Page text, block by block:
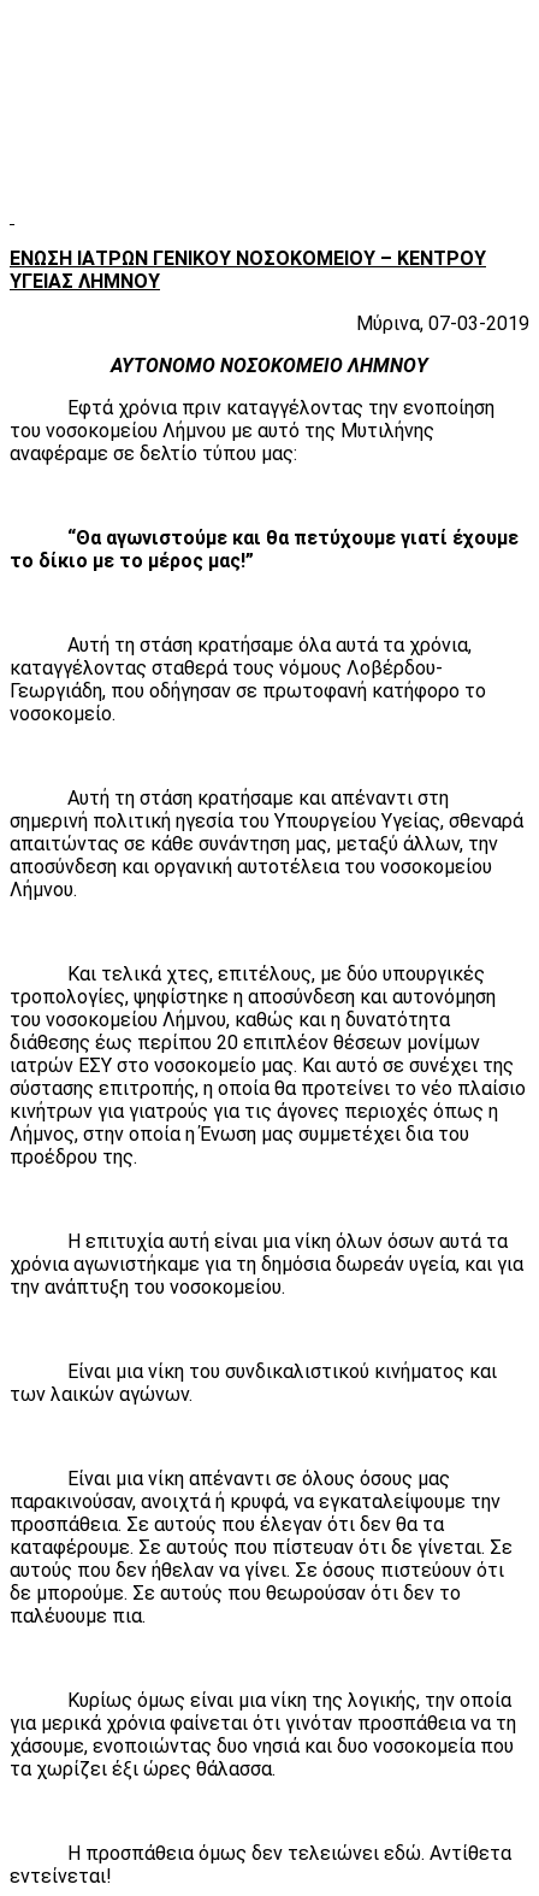
ΕΝΩΣΗ ΙΑΤΡΩΝ ΓΕΝΙΚΟΥ ΝΟΣΟΚΟΜΕΙΟΥ – ΚΕΝΤΡΟΥ
ΥΓΕΙΑΣ ΛΗΜΝΟΥ
Μύρινα, 07-03-2019
ΑΥΤΟΝΟΜΟ ΝΟΣΟΚΟΜΕΙΟ ΛΗΜΝΟΥ
Εφτά χρόνια πριν καταγγέλοντας την ενοποίηση
του νοσοκομείου Λήμνου με αυτό της Μυτιλήνης
αναφέραμε σε δελτίο τύπου μας:
“Θα αγωνιστούμε και θα πετύχουμε γιατί έχουμε
το δίκιο με το μέρος μας!”
Αυτή τη στάση κρατήσαμε όλα αυτά τα χρόνια,
καταγγέλοντας σταθερά τους νόμους Λοβέρδου-
Γεωργιάδη, που οδήγησαν σε πρωτοφανή κατήφορο το
νοσοκομείο.
Αυτή τη στάση κρατήσαμε και απέναντι στη
σημερινή πολιτική ηγεσία του Υπουργείου Υγείας, σθεναρά
απαιτώντας σε κάθε συνάντηση μας, μεταξύ άλλων, την
αποσύνδεση και οργανική αυτοτέλεια του νοσοκομείου
Λήμνου.
Και τελικά χτες, επιτέλους, με δύο υπουργικές
τροπολογίες, ψηφίστηκε η αποσύνδεση και αυτονόμηση
του νοσοκομείου Λήμνου, καθώς και η δυνατότητα
διάθεσης έως περίπου 20 επιπλέον θέσεων μονίμων
ιατρών ΕΣΥ στο νοσοκομείο μας. Και αυτό σε συνέχει της
σύστασης επιτροπής, η οποία θα προτείνει το νέο πλαίσιο
κινήτρων για γιατρούς για τις άγονες περιοχές όπως η
Λήμνος, στην οποία η Ένωση μας συμμετέχει δια του
προέδρου της.
Η επιτυχία αυτή είναι μια νίκη όλων όσων αυτά τα
χρόνια αγωνιστήκαμε για τη δημόσια δωρεάν υγεία, και για
την ανάπτυξη του νοσοκομείου.
Είναι μια νίκη του συνδικαλιστικού κινήματος και
των λαικών αγώνων.
Είναι μια νίκη απέναντι σε όλους όσους μας
παρακινούσαν, ανοιχτά ή κρυφά, να εγκαταλείψουμε την
προσπάθεια. Σε αυτούς που έλεγαν ότι δεν θα τα
καταφέρουμε. Σε αυτούς που πίστευαν ότι δε γίνεται. Σε
αυτούς που δεν ήθελαν να γίνει. Σε όσους πιστεύουν ότι
δε μπορούμε. Σε αυτούς που θεωρούσαν ότι δεν το
παλέυουμε πια.
Κυρίως όμως είναι μια νίκη της λογικής, την οποία
για μερικά χρόνια φαίνεται ότι γινόταν προσπάθεια να τη
χάσουμε, ενοποιώντας δυο νησιά και δυο νοσοκομεία που
τα χωρίζει έξι ώρες θάλασσα.
Η προσπάθεια όμως δεν τελειώνει εδώ. Αντίθετα
εντείνεται!